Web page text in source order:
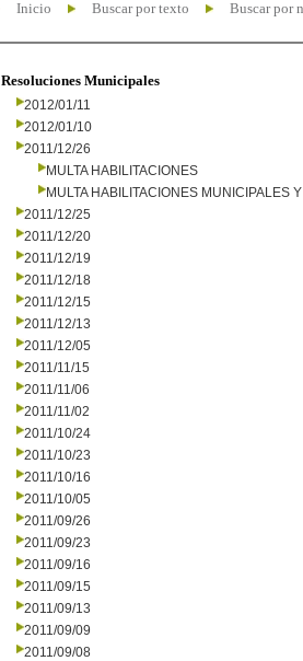
Inicio Buscar por texto Buscar por
Resoluciones Municipales
2012/01/11
2012/01/10
2011/12/26
MULTA HABILITACIONES
MULTA HABILITACIONES MUNICIPALES
2011/12/25
2011/12/20
2011/12/19
2011/12/18
2011/12/15
2011/12/13
2011/12/05
2011/11/15
2011/11/06
2011/11/02
2011/10/24
2011/10/23
2011/10/16
2011/10/05
2011/09/26
2011/09/23
2011/09/16
2011/09/15
2011/09/13
2011/09/09
2011/09/08